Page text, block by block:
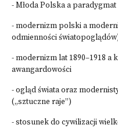
- Młoda Polska a
- modernizm polski a
odmienności
- modernizm lat 1890–1918 a
awangardowości
- ogląd świata oraz
(„sztuczne raje”)
- stosunek do cywilizacji